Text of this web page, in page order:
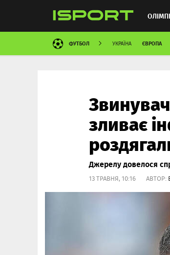
ММА
ФУТБОЛ УКРАЇНА ЄВРОПА
зливає
Джерелу довелося
13 ТРАВНЯ, 10:16 АВТОР: